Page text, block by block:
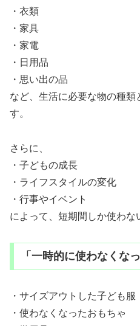
・衣類
・家具
・家電
・日用品
・思い出の品
など、生活に必要な物の種類
す。
さらに、
・子どもの成長
・ライフスタイルの変化
・行事やイベント
によって、短期間しか使わな
「一時的に使わなくな
・サイズアウトした子ども服
・使わなくなったおもちゃ